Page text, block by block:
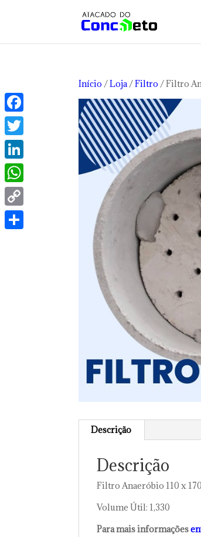
Início /Loja/Filtro / Filtro
Descrição
Descrição
Filtro Anaeróbio 110 x
Volume Útil: 1,330
Para mais informações
Facebook
Twitter
LinkedIn
WhatsApp
Copy